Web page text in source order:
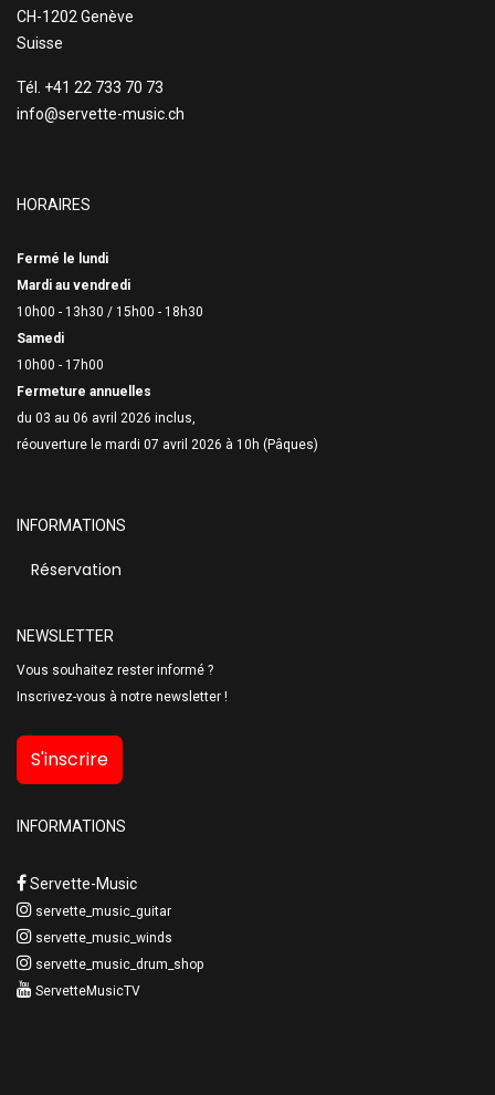
CH-1202 Genève
Suisse
Tél. +41 22 733 70 73
info@servette-music.ch
HORAIRES
Fermé le lundi
Mardi au vendredi
10h00 - 13h30 / 15h00 - 18h30
Samedi
10h00 - 17h00
Fermeture annuelles
du 03 au 06 avril 2026 inclus,
réouverture le mardi 07 avril 2026 à 10h (Pâques)
INFORMATIONS
Réservation
NEWSLETTER
Vous souhaitez rester informé ?
Inscrivez-vous à notre newsletter !
S'inscrire
INFORMATIONS
Servette-Music
servette_music_guitar
servette_music_winds
servette_music_drum_shop
ServetteMusicTV